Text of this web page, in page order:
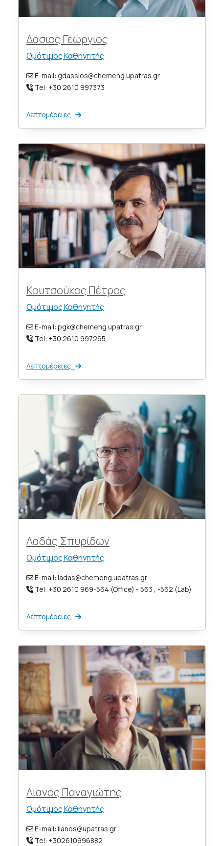
Δάσιος Γεώργιος
Ομότιμος Καθηγητής
E-mail: gdassios@chemeng.upatras.gr
Tel: +30 2610 997373
Λεπτομέρειες
Κουτσούκος Πέτρος
Ομότιμος Καθηγητής
E-mail: pgk@chemeng.upatras.gr
Tel: +30 2610 997265
Λεπτομέρειες
Λαδάς Σπυρίδων
Ομότιμος Καθηγητής
E-mail: ladas@chemeng.upatras.gr
Tel: +30 2610 969-564 (Office) - 563 , -562 (Lab)
Λεπτομέρειες
Λιανός Παναγιώτης
Ομότιμος Καθηγητής
E-mail: lianos@upatras.gr
Tel: +302610996882